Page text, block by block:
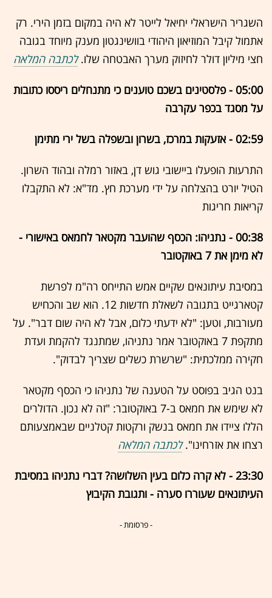
השגריר הישראלי יחיאל לייטר לא היה במקום בזמן הירי. רק
אתמול קיבל המוזיאון היהודי בוושינגטון מענק מיוחד בגובה
חצי מיליון דולר לחיזוק מערך האבטחה שלו.לכתבה המלאה
05:00 - פלסטינים בשכם טוענים כי מתנחלים ריססו כתובות
על מסגד בכפר עקרבה
02:59 - אזעקות במרכז, בשרון ובשפלה בשל ירי מתימן
התרעות הופעלו ביישובי גוש דן, באזור רמלה ובהוד השרון.
הטיל יורט בהצלחה על ידי מערכת חץ. מד"א: לא התקבלו
קריאות חריגות
00:38 - נתניהו: הכסף שהועבר מקטאר לחמאס באישורי -
לא מימן את 7 באוקטובר
במסיבת עיתונאים שקיים אמש התייחס רה"מ לפרשת
קטארגייט בתגובה לשאלת חדשות 12. הוא שב והכחיש
מעורבות, וטען: "לא ידעתי כלום, אבל לא היה שום דבר". על
מתקפת 7 באוקטובר אמר נתניהו, שמתנגד להקמת ועדת
חקירה ממלכתית: "שרשרת כשלים שצריך לבדוק".
בנט הגיב בפוסט על הטענה של נתניהו כי הכסף מקטאר
לא שימש את חמאס ב-7 באוקטובר: "זה לא נכון. הדולרים
הללו ציידו את חמאס בנשק ורקטות קטלניים שבאמצעותם
רצחו את אזרחינו".לכתבה המלאה
23:30 - לא קרה כלום בעין השלושה? דברי נתניהו במסיבת
העיתונאים שעוררו סערה - ותגובת הקיבוץ
- פרסומת -